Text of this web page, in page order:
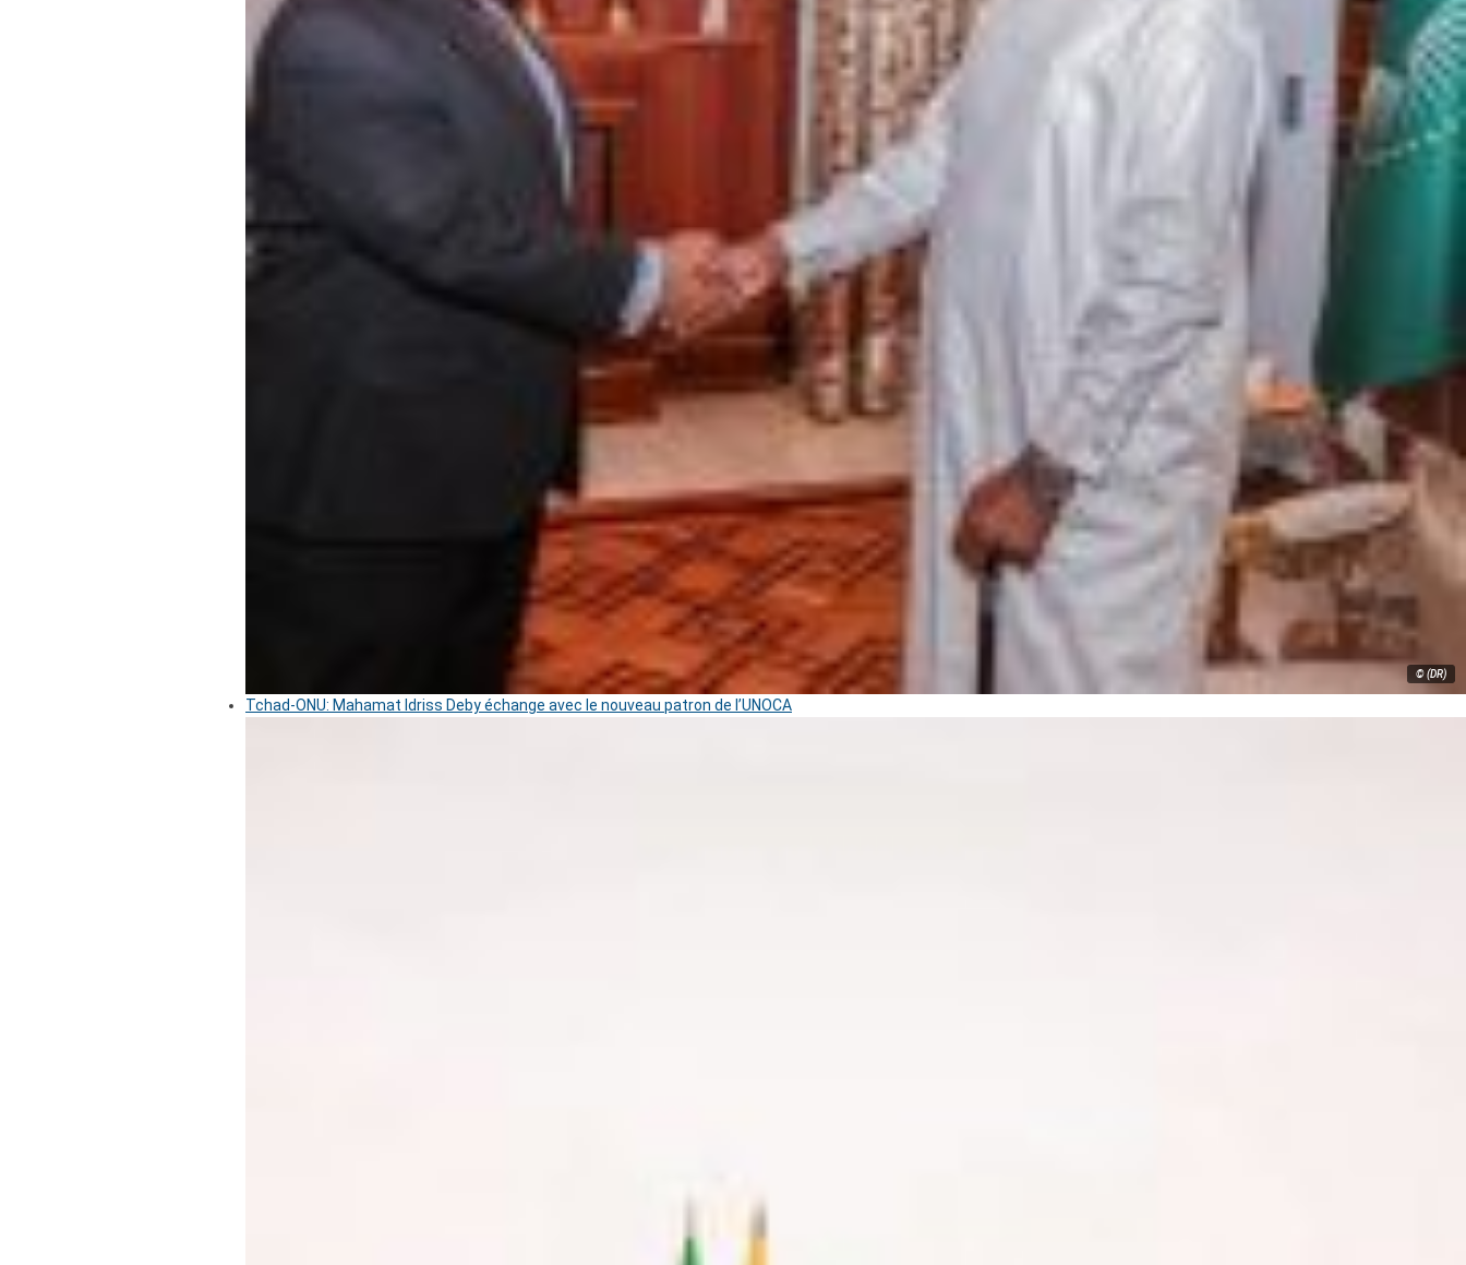
© (DR)
Tchad-ONU: Mahamat Idriss Deby échange avec le nouveau patron de l’UNOCA